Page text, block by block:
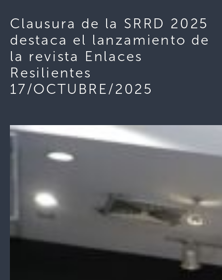
Clausura de la SRRD 2025
destaca el lanzamiento de
la revista Enlaces
Resilientes
17/OCTUBRE/2025